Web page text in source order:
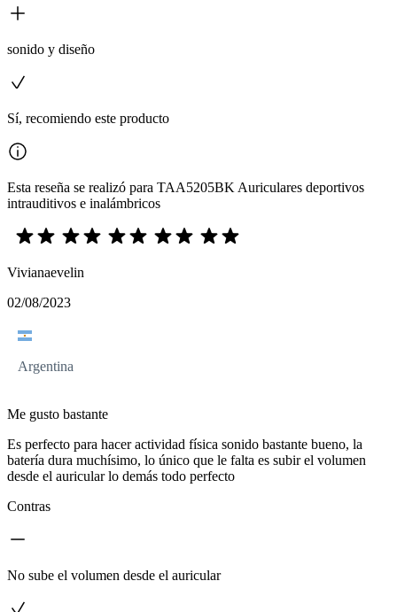
sonido y diseño
Sí, recomiendo este producto
Esta reseña se realizó para TAA5205BK Auriculares deportivos
intrauditivos e inalámbricos
Vivianaevelin
02/08/2023
Argentina
Me gusto bastante
Es perfecto para hacer actividad física sonido bastante bueno, la
batería dura muchísimo, lo único que le falta es subir el volumen
desde el auricular lo demás todo perfecto
Contras
No sube el volumen desde el auricular